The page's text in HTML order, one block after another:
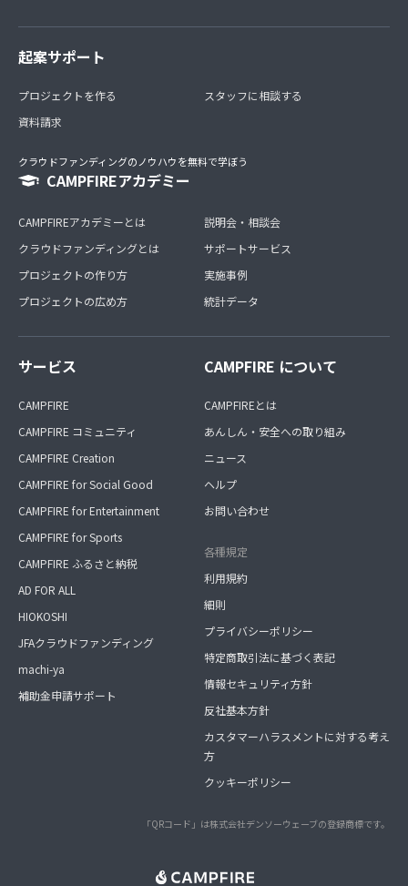
起案サポート
プロジェクトを作る
資料請求
スタッフに相談する
クラウドファンディングのノウハウを無料で学ぼう
CAMPFIREアカデミー
CAMPFIREアカデミーとは
クラウドファンディングとは
プロジェクトの作り方
プロジェクトの広め方
説明会・相談会
サポートサービス
実施事例
統計データ
サービス
CAMPFIRE
CAMPFIRE コミュニティ
CAMPFIRE Creation
CAMPFIRE for Social Good
CAMPFIRE for Entertainment
CAMPFIRE for Sports
CAMPFIRE ふるさと納税
AD FOR ALL
HIOKOSHI
JFAクラウドファンディング
machi-ya
補助金申請サポート
CAMPFIRE について
CAMPFIREとは
あんしん・安全への取り組み
ニュース
ヘルプ
お問い合わせ
各種規定
利用規約
細則
プライバシーポリシー
特定商取引法に基づく表記
情報セキュリティ方針
反社基本方針
カスタマーハラスメントに対する考え
方
クッキーポリシー
「QRコード」は株式会社デンソーウェーブの登録商標です。